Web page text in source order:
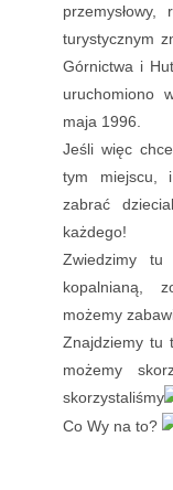
turystycznym
Górnictwa i
uruchomiono
maja 1996.
Jeśli więc
tym miejscu,
zabrać
każdego!
Zwiedzimy tu
kopalnianą,
możemy
Znajdziemy tu
możemy
skorzystaliśmy
Co Wy na to?